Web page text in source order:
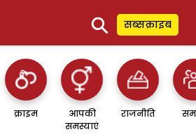
⚲ सब्सक्राइब
क्राइम
आपकी
समस्याएं
राजनीति